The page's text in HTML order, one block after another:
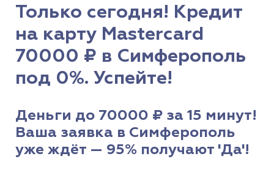
Только сегодня! Кредит
на карту Mastercard
70000 ₽ в Симферополь
под 0%. Успейте!
Деньги до 70000 ₽ за 15 минут!
Ваша заявка в Симферополь
уже ждёт — 95% получают 'Да'!